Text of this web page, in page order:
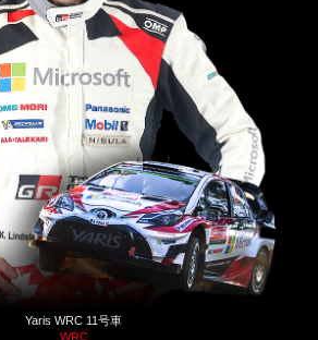
Yaris WRC 11号車
WRC